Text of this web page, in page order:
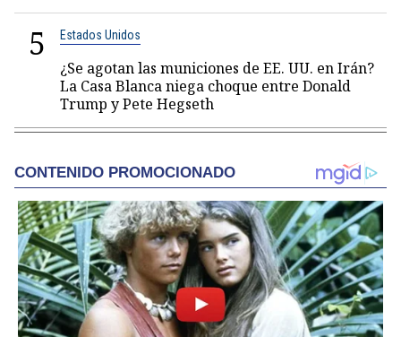
5 Estados Unidos
¿Se agotan las municiones de EE. UU. en Irán?
La Casa Blanca niega choque entre Donald
Trump y Pete Hegseth